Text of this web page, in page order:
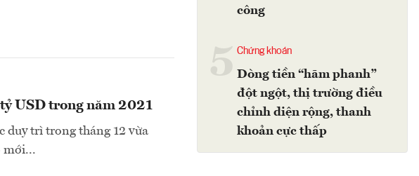
USD trong năm 2021
duy trì trong tháng 12 vừa
mới...
công
Chứng khoán
Dòng tiền “hãm phanh”
đột ngột, thị trường điều
chỉnh diện rộng, thanh
khoản cực thấp